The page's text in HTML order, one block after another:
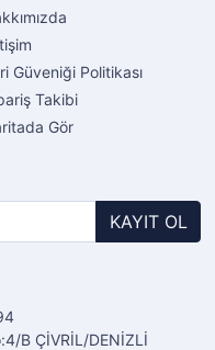
Güveniği Politikası
Takibi
Gör
KAYIT OL
B ÇİVRİL/DENİZLİ